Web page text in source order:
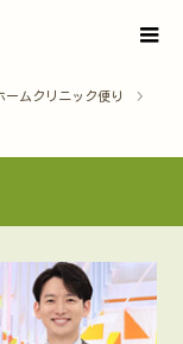
ームクリニック便り